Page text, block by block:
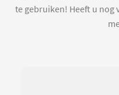
te gebruiken! Heeft u nog